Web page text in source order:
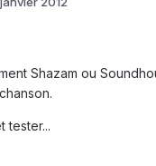
Shazam ou
tester...